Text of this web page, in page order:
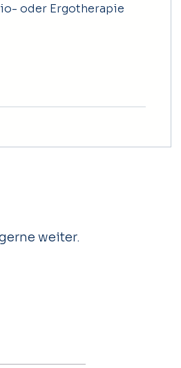
oder Ergotherapie
weiter.